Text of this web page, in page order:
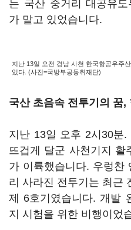
는 국산 중거리 대공유
가 맡고 있었습니다.
지난 13일 오전 경남 사천 한국항공우주
있다. (사진=국방부공동취재단)
국산 초음속 전투기의 꿈,
지난 13일 오후 2시30분.
뜨겁게 달군 사천기지 활
가 이륙했습니다. 우렁찬
리 사라진 전투기는 최근
제 6호기였습니다. 개발
지 시험을 위한 비행이었